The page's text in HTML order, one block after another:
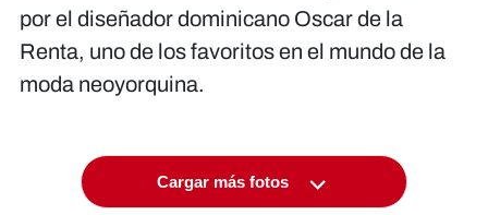
por el diseñador dominicano Oscar de la
Renta, uno de los favoritos en el mundo de la
moda neoyorquina.
Cargar más fotos